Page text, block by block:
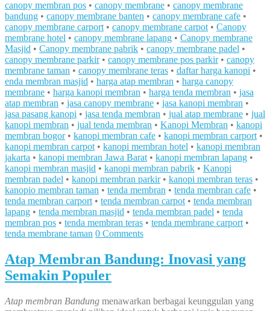
canopy membran pos • canopy membrane • canopy membrane
bandung • canopy membrane banten • canopy membrane cafe •
canopy membrane carport • canopy membrane carpot • Canopy
membrane hotel • canopy membrane lapang • Canopy membrane
Masjid • Canopy membrane pabrik • canopy membrane padel •
canopy membrane parkir• canopy membrane pos parkir• canopy
membrane taman • canopy membrane teras • daftar harga kanopi •
enda membran masjid • harga atap membran • harga canopy
membrane • harga kanopi membran • harga tenda membran • jasa
atap membran • jasa canopy membrane • jasa kanopi membran •
jasa pasang kanopi • jasa tenda membran • jual atap membrane • jual
kanopi membran • jual tenda membran • Kanopi Membran • kanopi
membran bogor• kanopi membran cafe • kanopi membran carport •
kanopi membran carpot • kanopi membran hotel • kanopi membran
jakarta • kanopi membran Jawa Barat • kanopi membran lapang •
kanopi membran masjid • kanopi membran pabrik • Kanopi
membran padel • kanopi membran parkir• kanopi membran teras •
kanopio membran taman • tenda membran • tenda membran cafe •
tenda membran carport • tenda membran carpot • tenda membran
lapang • tenda membran masjid • tenda membran padel • tenda
membran pos • tenda membran teras • tenda membrane carport •
tenda membrane taman 0 Comments
Atap Membran Bandung: Inovasi yang
Semakin Populer
Atap membran Bandung menawarkan berbagai keunggulan yang